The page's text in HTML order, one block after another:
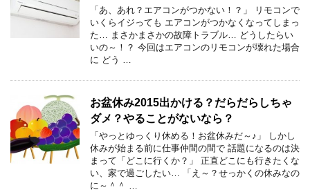
「あ、あれ？エアコンがつかない！？」 リモコンで
いくらイジっても エアコンがつかなくなってしまっ
た… まさかまさかの故障トラブル… どうしたらい
いの～！？ 今回はエアコンのリモコンが壊れた場合
に どう …
お盆休み2015出かける？だらだらしちゃ
ダメ？やることがないなら？
「やっとゆっくり休める！お盆休みだ～♪」 しかし
休みが始まる前に仕事仲間の間で 話題になるのは決
まって「どこに行くか？」 正直どこにも行きたくな
い、家で過ごしたい… 「え～？せっかくの休みなの
に～＾＾ …